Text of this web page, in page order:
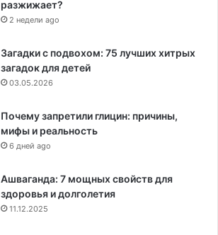
разжижает?
2 недели ago
Загадки с подвохом: 75 лучших хитрых
загадок для детей
03.05.2026
Почему запретили глицин: причины,
мифы и реальность
6 дней ago
Ашваганда: 7 мощных свойств для
здоровья и долголетия
11.12.2025